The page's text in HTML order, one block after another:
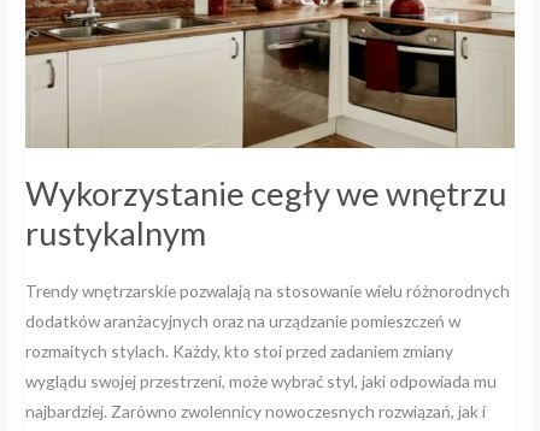
Wykorzystanie cegły we wnętrzu
rustykalnym
Trendy wnętrzarskie pozwalają na stosowanie wielu różnorodnych
dodatków aranżacyjnych oraz na urządzanie pomieszczeń w
rozmaitych stylach. Każdy, kto stoi przed zadaniem zmiany
wyglądu swojej przestrzeni, może wybrać styl, jaki odpowiada mu
najbardziej. Zarówno zwolennicy nowoczesnych rozwiązań, jak i